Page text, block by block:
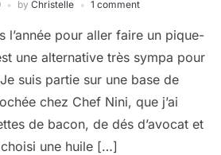
by Christelle 1 comment
l’année pour aller faire un pique-
une alternative très sympa pour
suis partie sur une base de
chez Chef Nini, que j’ai
de bacon, de dés d’avocat et
une huile […]